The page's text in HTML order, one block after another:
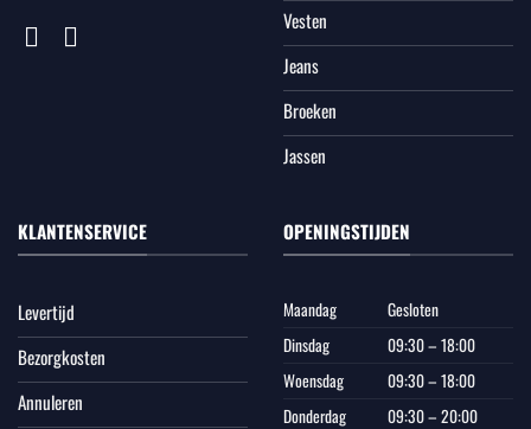
Vesten
Jeans
Broeken
Jassen
KLANTENSERVICE
Levertijd
Bezorgkosten
Annuleren
OPENINGSTIJDEN
Maandag
Gesloten
Dinsdag
09:30 – 18:00
Woensdag
09:30 – 18:00
Donderdag
09:30 – 20:00